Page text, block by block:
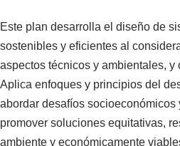
Este plan desarrolla el diseño de
sostenibles y eficientes al
aspectos técnicos y ambientales, y
Aplica enfoques y principios del
abordar desafíos
promover soluciones equitativas,
ambiente y económicamente